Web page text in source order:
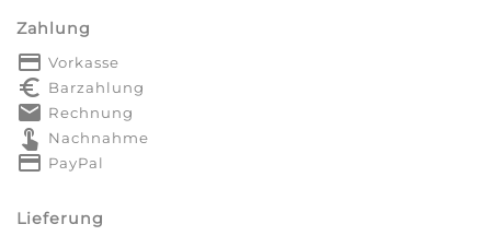
Zahlung
payment Vorkasse
euro_symbol Barzahlung
markunread Rechnung
touch_app Nachnahme
credit_card PayPal
Lieferung